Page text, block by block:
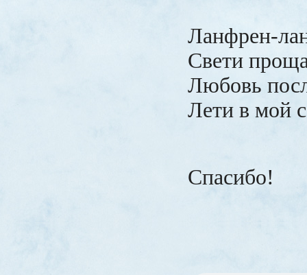
Ланфрен-
Свети
Любовь
Лети в мой
Спасибо!